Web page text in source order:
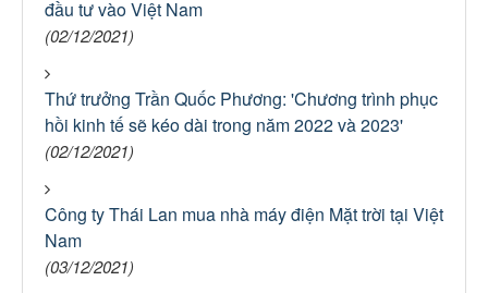
đầu tư vào Việt Nam
(02/12/2021)
Thứ trưởng Trần Quốc Phương: 'Chương trình phục
hồi kinh tế sẽ kéo dài trong năm 2022 và 2023'
(02/12/2021)
Công ty Thái Lan mua nhà máy điện Mặt trời tại Việt
Nam
(03/12/2021)